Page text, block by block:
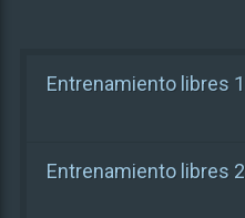
Entrenamiento libres 1
Entrenamiento libres 2